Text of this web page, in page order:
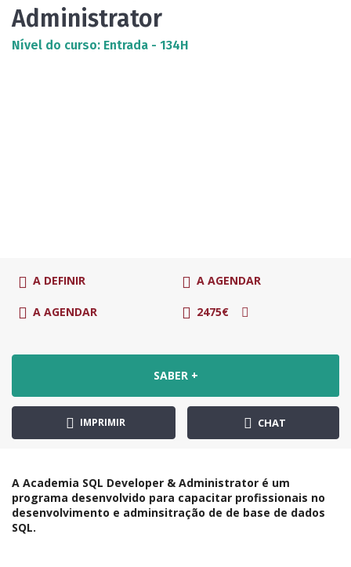
Administrator
Nível do curso: Entrada - 134H
A DEFINIR A AGENDAR
A AGENDAR 2475€
SABER +
IMPRIMIR CHAT
A Academia SQL Developer & Administrator é um
programa desenvolvido para capacitar profissionais no
desenvolvimento e adminsitração de de base de dados
SQL.